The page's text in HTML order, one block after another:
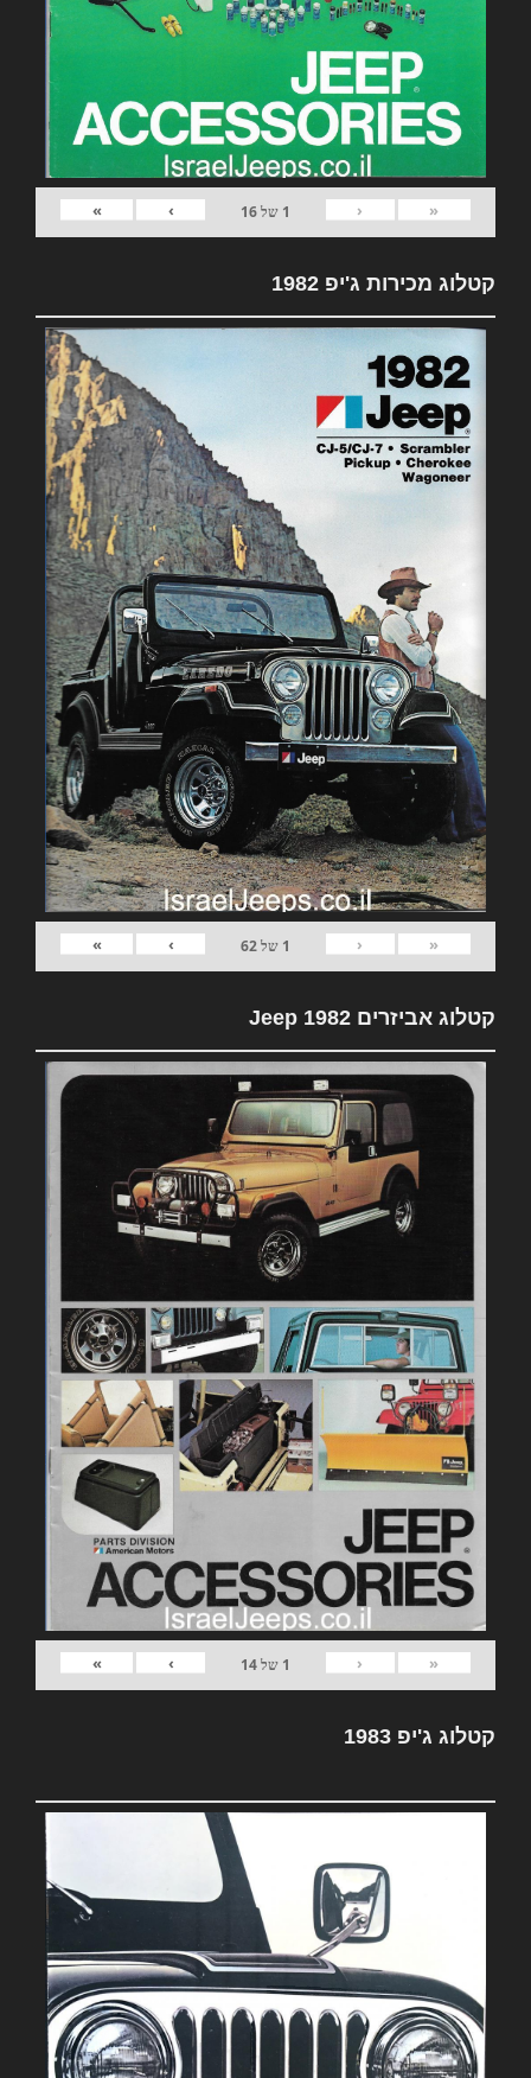
«
‹
1 של16
›
»
קטלוג מכירות ג'יפ 1982
«
‹
1 של62
›
»
קטלוג אביזרים 1982 Jeep
«
‹
1 של14
›
»
קטלוג ג'יפ 1983